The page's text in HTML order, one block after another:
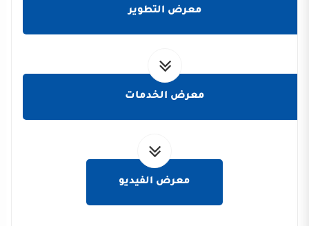
معرض التطوير
معرض الخدمات
معرض الفيديو